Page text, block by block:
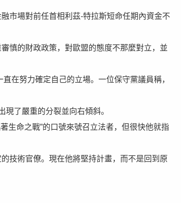
市場對前任首相利茲-特拉斯短命任期內資金不
慎的財政政策，對歐盟的態度不那麼對立，並
在努力確定自己的立場。一位保守黨議員稱，
了嚴重的分裂並向右傾斜。
生命之戰”的口號來號召立法者，但很快他就指
技術官僚。現在他將堅持計畫，而不是回到原